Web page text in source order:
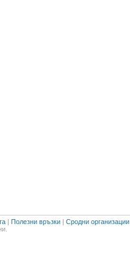
| Полезни връзки | Сродни организации